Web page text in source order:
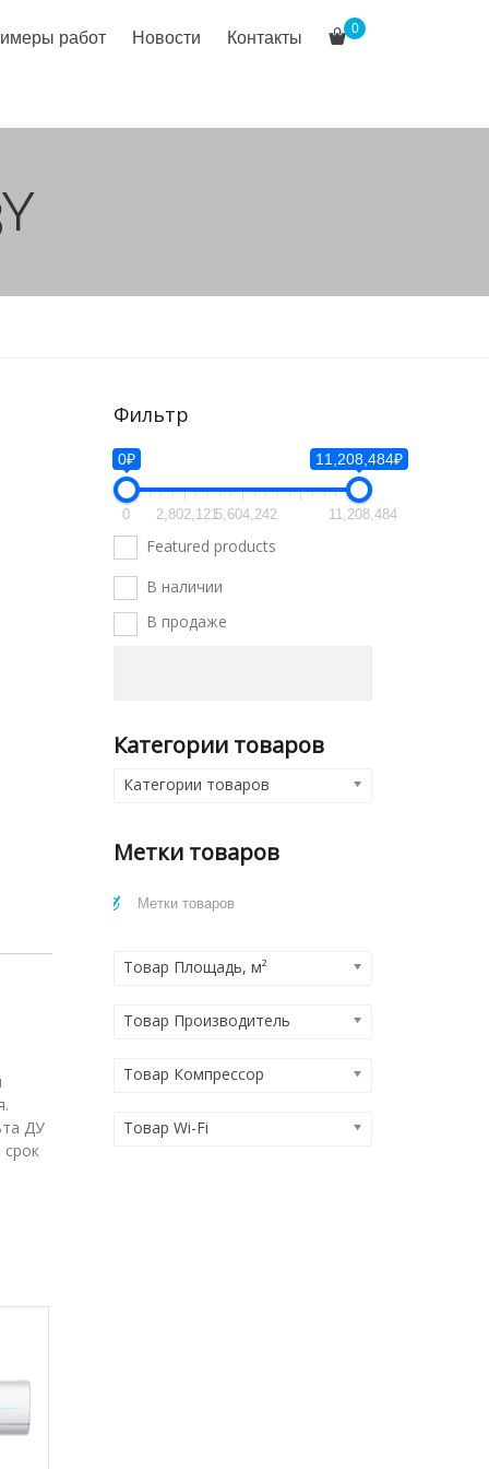
работ Новости Контакты 0
ДУ
Фильтр
0₽ 11,208,484₽
0 2,802,1215,604,242 11,208,484
Featured products
В наличии
В продаже
Категории товаров
Категории товаров
Метки товаров
Товар Площадь, м²
Товар Производитель
Товар Компрессор
Товар Wi-Fi